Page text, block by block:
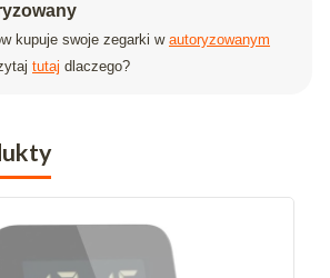
kupuje swoje zegarki w autoryzowanym
tutaj dlaczego?